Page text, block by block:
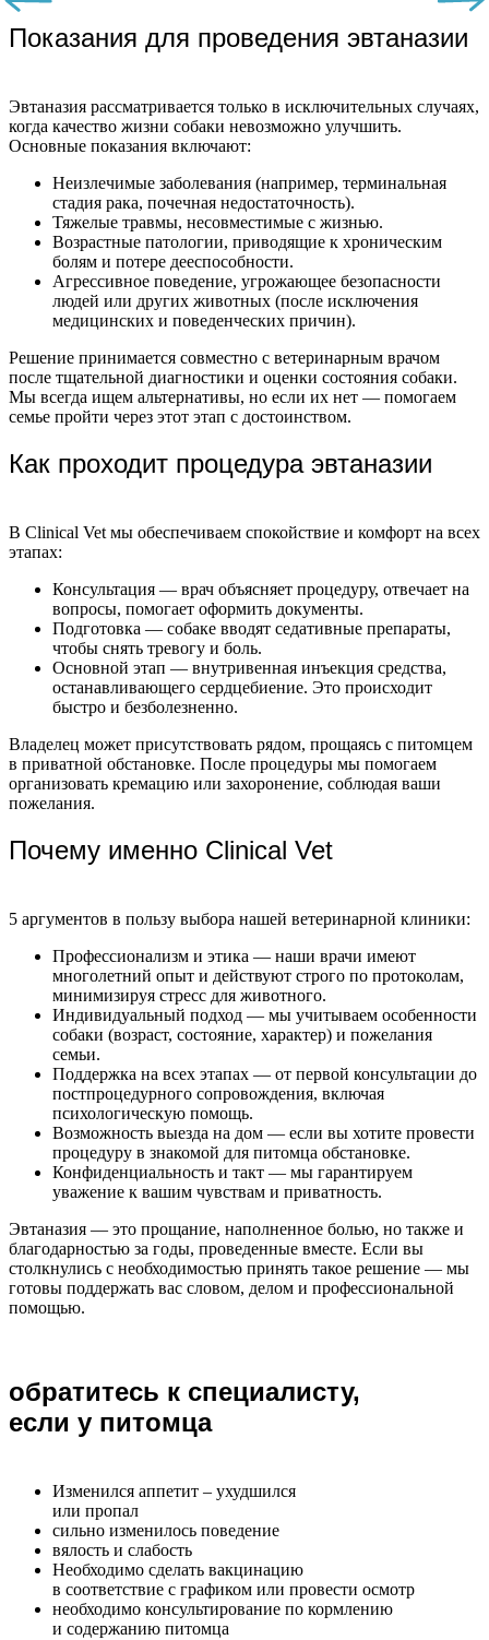
Показания для проведения эвтаназии
Эвтаназия рассматривается только в исключительных случаях,
когда качество жизни собаки невозможно улучшить.
Основные показания включают:
Неизлечимые заболевания (например, терминальная
стадия рака, почечная недостаточность).
Тяжелые травмы, несовместимые с жизнью.
Возрастные патологии, приводящие к хроническим
болям и потере дееспособности.
Агрессивное поведение, угрожающее безопасности
людей или других животных (после исключения
медицинских и поведенческих причин).
Решение принимается совместно с ветеринарным врачом
после тщательной диагностики и оценки состояния собаки.
Мы всегда ищем альтернативы, но если их нет — помогаем
семье пройти через этот этап с достоинством.
Как проходит процедура эвтаназии
В Clinical Vet мы обеспечиваем спокойствие и комфорт на всех
этапах:
Консультация — врач объясняет процедуру, отвечает на
вопросы, помогает оформить документы.
Подготовка — собаке вводят седативные препараты,
чтобы снять тревогу и боль.
Основной этап — внутривенная инъекция средства,
останавливающего сердцебиение. Это происходит
быстро и безболезненно.
Владелец может присутствовать рядом, прощаясь с питомцем
в приватной обстановке. После процедуры мы помогаем
организовать кремацию или захоронение, соблюдая ваши
пожелания.
Почему именно Clinical Vet
5 аргументов в пользу выбора нашей ветеринарной клиники:
Профессионализм и этика — наши врачи имеют
многолетний опыт и действуют строго по протоколам,
минимизируя стресс для животного.
Индивидуальный подход — мы учитываем особенности
собаки (возраст, состояние, характер) и пожелания
семьи.
Поддержка на всех этапах — от первой консультации до
постпроцедурного сопровождения, включая
психологическую помощь.
Возможность выезда на дом — если вы хотите провести
процедуру в знакомой для питомца обстановке.
Конфиденциальность и такт — мы гарантируем
уважение к вашим чувствам и приватность.
Эвтаназия — это прощание, наполненное болью, но также и
благодарностью за годы, проведенные вместе. Если вы
столкнулись с необходимостью принять такое решение — мы
готовы поддержать вас словом, делом и профессиональной
помощью.
обратитесь к специалисту,
если у питомца
Изменился аппетит – ухудшился
или пропал
сильно изменилось поведение
вялость и слабость
Необходимо сделать вакцинацию
в соответствие с графиком или провести осмотр
необходимо консультирование по кормлению
и содержанию питомца